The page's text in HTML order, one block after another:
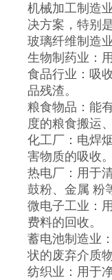
机械加工制造
决方案，特别
玻璃纤维制造
生物制药业：
食品行业：吸
品残渣。
粮食物品：能
度的粮食搬运
化工厂：电焊
害物质的吸收
热电厂：用于
鼓粉、金属 粉
微电子工业：
费料的回收。
蓄电池制造业
状的废弃介质
纺织业：用于